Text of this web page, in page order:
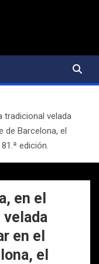
tradicional velada
de Barcelona, el
edición.
en el
en el
el